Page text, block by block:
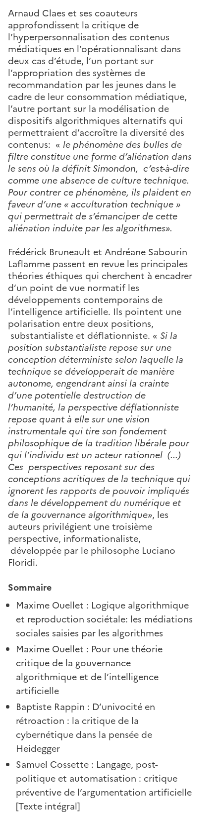
Arnaud Claes et ses coauteurs
approfondissent la critique de
l’hyperpersonnalisation des contenus
médiatiques en l’opérationnalisant dans
deux cas d’étude, l’un portant sur
l’appropriation des systèmes de
recommandation par les jeunes dans le
cadre de leur consommation médiatique,
l’autre portant sur la modélisation de
dispositifs algorithmiques alternatifs qui
permettraient d’accroître la diversité des
contenus: « le phénomène des bulles de
filtre constitue une forme d’aliénation dans
le sens où la définit Simondon, c’est-à-dire
comme une absence de culture technique.
Pour contrer ce phénomène, ils plaident en
faveur d’une « acculturation technique »
qui permettrait de s’émanciper de cette
aliénation induite par les algorithmes».
Frédérick Bruneault et Andréane Sabourin
Laflamme passent en revue les principales
théories éthiques qui cherchent à encadrer
d’un point de vue normatif les
développements contemporains de
l’intelligence artificielle. Ils pointent une
polarisation entre deux positions,
substantialiste et déflationniste. « Si la
position substantialiste repose sur une
conception déterministe selon laquelle la
technique se développerait de manière
autonome, engendrant ainsi la crainte
d’une potentielle destruction de
l’humanité, la perspective déflationniste
repose quant à elle sur une vision
instrumentale qui tire son fondement
philosophique de la tradition libérale pour
qui l’individu est un acteur rationnel (...)
Ces perspectives reposant sur des
conceptions acritiques de la technique qui
ignorent les rapports de pouvoir impliqués
dans le développement du numérique et
de la gouvernance algorithmique», les
auteurs privilégient une troisième
perspective, informationaliste,
développée par le philosophe Luciano
Floridi.
Sommaire
Maxime Ouellet : Logique algorithmique
et reproduction sociétale: les médiations
sociales saisies par les algorithmes
Maxime Ouellet : Pour une théorie
critique de la gouvernance
algorithmique et de l’intelligence
artificielle
Baptiste Rappin : D’univocité en
rétroaction : la critique de la
cybernétique dans la pensée de
Heidegger
Samuel Cossette : Langage, post-
politique et automatisation : critique
préventive de l’argumentation artificielle
[Texte intégral]